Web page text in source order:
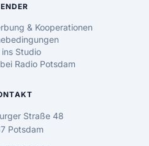
& Kooperationen
ins Studio
Radio Potsdam
Straße 48
Potsdam